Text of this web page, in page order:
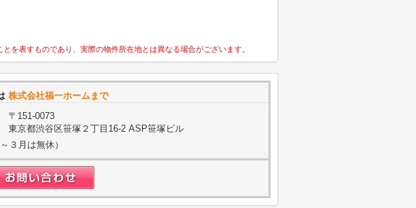
を表すものであり、実際の物件所在地とは異なる場合がございます。
株式会社福一ホームまで
〒151-0073
東京都渋谷区笹塚２丁目16-2 ASP笹塚ビル
３月は無休）